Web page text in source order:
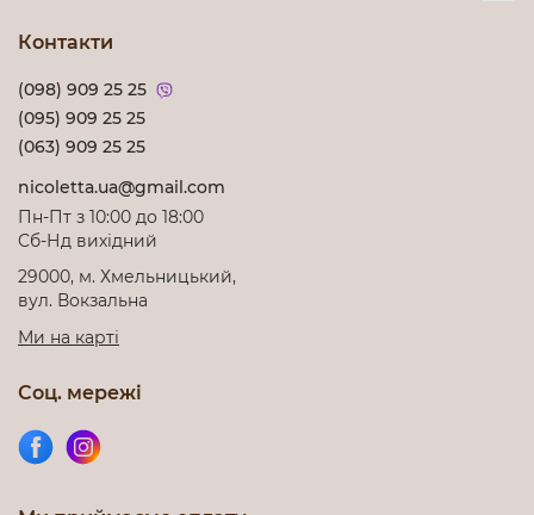
Контакти
(098) 909 25 25
(095) 909 25 25
(063) 909 25 25
nicoletta.ua@gmail.com
Пн-Пт з 10:00 до 18:00
Cб-Нд вихідний
29000, м. Хмельницький,
вул. Вокзальна
Ми на карті
Соц. мережі